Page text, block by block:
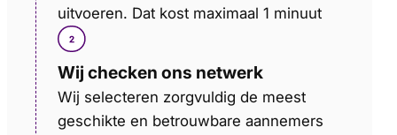
uitvoeren. Dat kost maximaal 1 minuut
Wij checken ons netwerk
Wij selecteren zorgvuldig de meest
geschikte en betrouwbare aannemers